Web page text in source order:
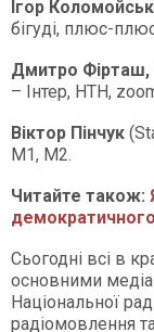
Ігор
бігуді, плюс-
Дмитро Фірташ,
– Інтер, НТН,
Віктор Пінчук
М1, М2.
Читайте також:
Сьогодні всі в
основними
Національної
радіомовлення